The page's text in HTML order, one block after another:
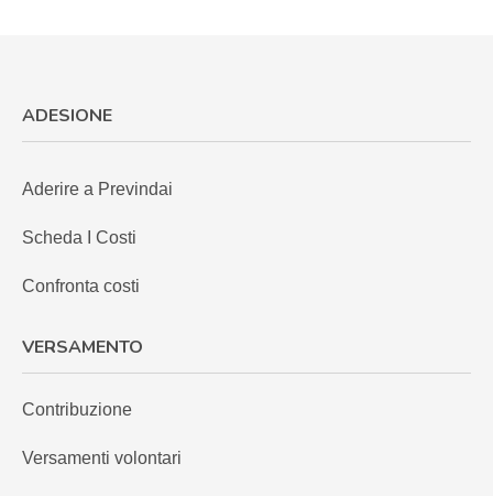
ADESIONE
Aderire a Previndai
Scheda I Costi
Confronta costi
VERSAMENTO
Contribuzione
Versamenti volontari